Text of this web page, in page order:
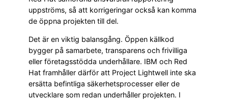
uppströms, så att korrigeringar också kan komma
de öppna projekten till del.
Det är en viktig balansgång. Öppen källkod
bygger på samarbete, transparens och frivilliga
eller företagsstödda underhållare. IBM och Red
Hat framhåller därför att Project Lightwell inte ska
ersätta befintliga säkerhetsprocesser eller de
utvecklare som redan underhåller projekten. I